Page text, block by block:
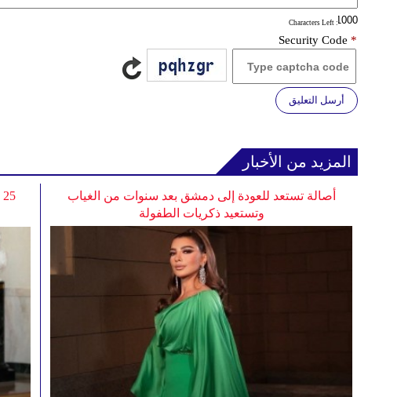
: Characters Left
Security Code *
أرسل التعليق
المزيد من الأخبار
أصالة تستعد للعودة إلى دمشق بعد سنوات من الغياب
وتستعيد ذكريات الطفولة